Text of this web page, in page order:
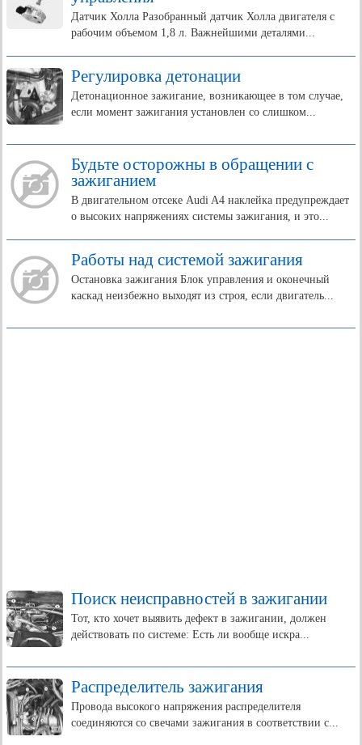
Датчик Холла Разобранный датчик Холла двигателя с
рабочим объемом 1,8 л. Важнейшими деталями...
Регулировка детонации
Детонационное зажигание, возникающее в том случае,
если момент зажигания установлен со слишком...
Будьте осторожны в обращении с
зажиганием
В двигательном отсеке Audi A4 наклейка предупреждает
о высоких напряжениях системы зажигания, и это...
Работы над системой зажигания
Остановка зажигания Блок управления и оконечный
каскад неизбежно выходят из строя, если двигатель...
Поиск неисправностей в зажигании
Тот, кто хочет выявить дефект в зажигании, должен
действовать по системе: Есть ли вообще искра...
Распределитель зажигания
Провода высокого напряжения распределителя
соединяются со свечами зажигания в соответствии с...